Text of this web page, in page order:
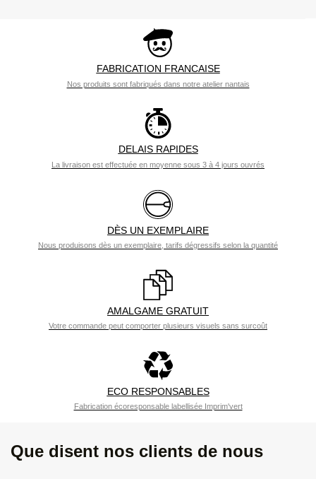
FABRICATION FRANCAISE
Nos produits sont fabriqués dans notre atelier nantais
DELAIS RAPIDES
La livraison est effectuée en moyenne sous 3 à 4 jours ouvrés
DÈS UN EXEMPLAIRE
Nous produisons dès un exemplaire, tarifs dégressifs selon la quantité
AMALGAME GRATUIT
Votre commande peut comporter plusieurs visuels sans surcoût
ECO RESPONSABLES
Fabrication écoresponsable labellisée Imprim'vert
Que disent nos clients de nous